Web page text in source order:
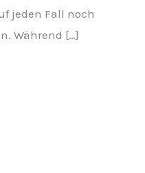
jeden Fall noch
Während […]